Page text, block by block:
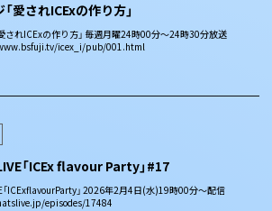
愛されICExの作り方」
されICExの作り方」 毎週月曜24時00分〜24時30分放送
icex_i/pub/001.html
「ICEx flavour Party」#17
「ICExflavourParty」 2026年2月4日(水)19時00分～配信
episodes/17484